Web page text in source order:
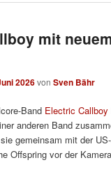
mit
2026vonSven Bähr
Band Electric Callboy
anderen Band
gemeinsam mit der
Offspring vor der